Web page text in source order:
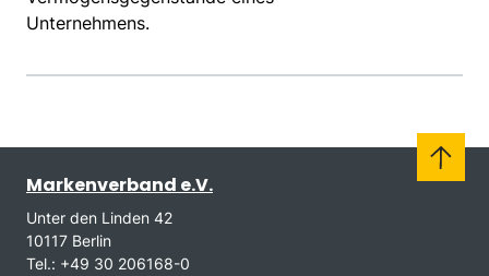
Unternehmens.
Markenverband e.V.
Unter den Linden 42
10117 Berlin
Tel.: +49 30 206168-0